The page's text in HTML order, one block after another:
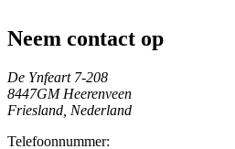
Neem contact op
De Ynfeart 7-208
8447GM Heerenveen
Friesland, Nederland
Telefoonnummer: